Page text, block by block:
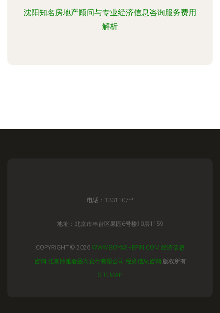
沈阳知名房地产顾问与专业经济信息咨询服务费用
解析
电话：1331107**
地址：北京市丰台区果园6号楼10层1159
COPYRIGHT © 2026 WWW.BOYASHEPIN.COM 经济信息
咨询 北京博雅奢品寄卖行有限公司 经济信息咨询 版权所有
SITEMAP